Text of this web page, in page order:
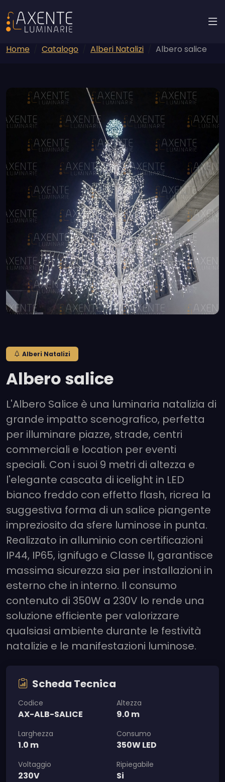
Home Catalogo Alberi Natalizi Albero salice
Alberi Natalizi
Albero salice
L'Albero Salice è una luminaria natalizia di
grande impatto scenografico, perfetta
per illuminare piazze, strade, centri
commerciali e location per eventi
speciali. Con i suoi 9 metri di altezza e
l'elegante cascata di icelight in LED
bianco freddo con effetto flash, ricrea la
suggestiva forma di un salice piangente
impreziosito da sfere luminose in punta.
Realizzato in alluminio con certificazioni
IP44, IP65, ignifugo e Classe II, garantisce
massima sicurezza sia per installazioni in
esterno che in interno. Il consumo
contenuto di 350W a 230V lo rende una
soluzione efficiente per valorizzare
qualsiasi ambiente durante le festività
natalizie e le manifestazioni luminose.
Scheda Tecnica
Codice
AX-ALB-SALICE
Altezza
9.0 m
Larghezza
1.0 m
Consumo
350W LED
Voltaggio
230V
Ripiegabile
Si